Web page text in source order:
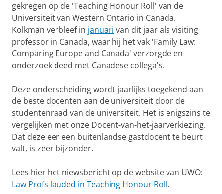
gekregen op de 'Teaching Honour Roll' van de
Universiteit van Western Ontario in Canada.
Kolkman verbleef in januari van dit jaar als visiting
professor in Canada, waar hij het vak 'Family Law:
Comparing Europe and Canada' verzorgde en
onderzoek deed met Canadese collega's.
Deze onderscheiding wordt jaarlijks toegekend aan
de beste docenten aan de universiteit door de
studentenraad van de universiteit. Het is enigszins te
vergelijken met onze Docent-van-het-jaarverkiezing.
Dat deze eer een buitenlandse gastdocent te beurt
valt, is zeer bijzonder.
Lees hier het niewsbericht op de website van UWO:
Law Profs lauded in Teaching Honour Roll.